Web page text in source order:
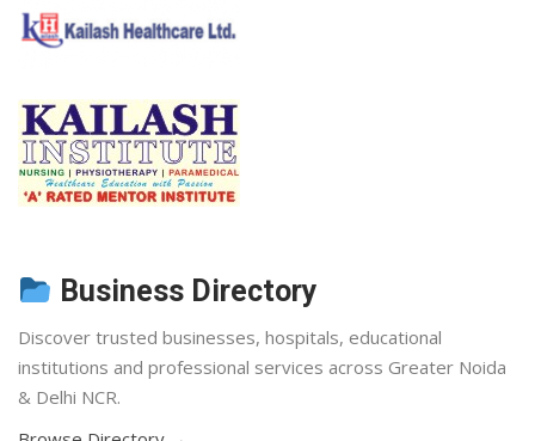
Business Directory
Discover trusted businesses, hospitals, educational
institutions and professional services across Greater Noida
& Delhi NCR.